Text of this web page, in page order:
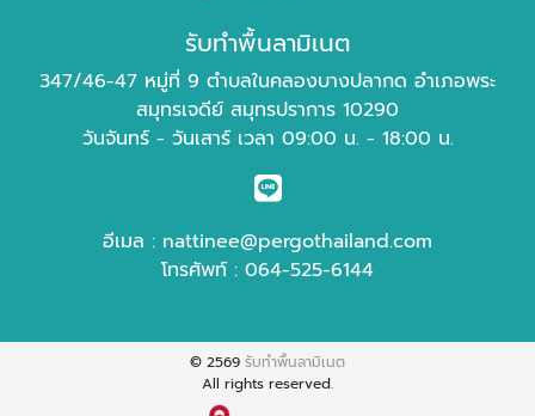
รับทำพื้นลามิเนต
347/46-47 หมู่ที่ 9 ตำบลในคลองบางปลากด อำเภอพระ
สมุทรเจดีย์ สมุทรปราการ 10290
วันจันทร์ - วันเสาร์ เวลา 09:00 น. - 18:00 น.
อีเมล : nattinee@pergothailand.com
โทรศัพท์ : 064-525-6144
© 2569 รับทำพื้นลามิเนต
All rights reserved.